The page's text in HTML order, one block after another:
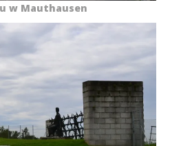
w Mauthausen